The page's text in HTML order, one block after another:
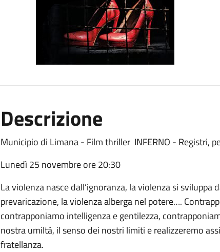
Descrizione
Municipio di Limana - Film thriller INFERNO - Registri,
Lunedì 25 novembre ore 20:30
La violenza nasce dall’ignoranza, la violenza si sviluppa
prevaricazione, la violenza alberga nel potere….
contrapponiamo intelligenza e gentilezza,
nostra umiltà, il senso dei nostri limiti e realizzeremo
fratellanza.